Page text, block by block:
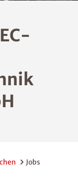
Jobs